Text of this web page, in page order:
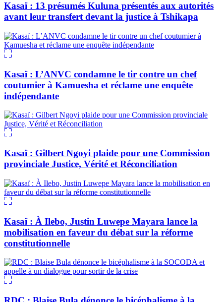
Kasaï : 13 présumés Kuluna présentés aux autorités
avant leur transfert devant la justice à Tshikapa
Kasaï : L’ANVC condamne le tir contre un chef
coutumier à Kamuesha et réclame une enquête
indépendante
Kasaï : Gilbert Ngoyi plaide pour une Commission
provinciale Justice, Vérité et Réconciliation
Kasaï : À Ilebo, Justin Luwepe Mayara lance la
mobilisation en faveur du débat sur la réforme
constitutionnelle